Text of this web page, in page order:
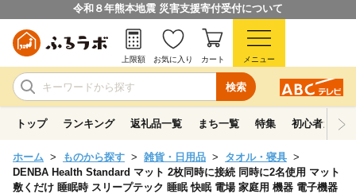
令和８年熊本地震 災害支援寄付受付について
検索
上限額 お気に入り カート メニュー
トップ ランキング 返礼品一覧 まち一覧 特集 初心者ガイド
ホーム ものから探す 雑貨・日用品
タオル・寝具
DENBA Health Standard マット 2枚同時に接続 同時に2名使用 マット
敷くだけ 睡眠時 スリープテック 睡眠 快眠 電場 家庭用 機器 電子機器